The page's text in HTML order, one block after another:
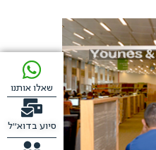
שאלו אותנו
סיוע בדוא"ל